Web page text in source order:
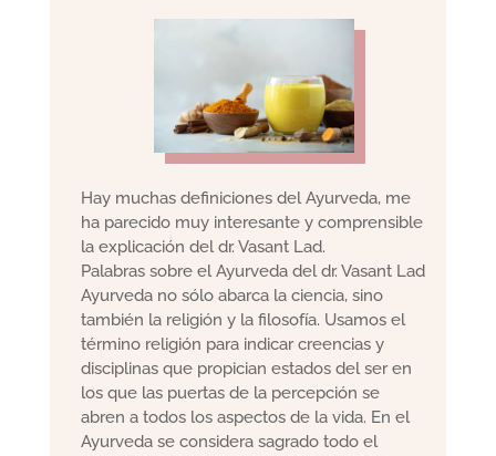
Hay muchas definiciones del Ayurveda, me
ha parecido muy interesante y comprensible
la explicación del dr. Vasant Lad.
Palabras sobre el Ayurveda del dr. Vasant Lad
Ayurveda no sólo abarca la ciencia, sino
también la religión y la filosofía. Usamos el
término religión para indicar creencias y
disciplinas que propician estados del ser en
los que las puertas de la percepción se
abren a todos los aspectos de la vida. En el
Ayurveda se considera sagrado todo el